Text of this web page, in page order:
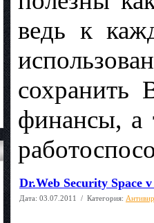
ведь к
сохранить
финансы, а
Dr.Web Security Space
Дата: 03.07.2011 / Категория: